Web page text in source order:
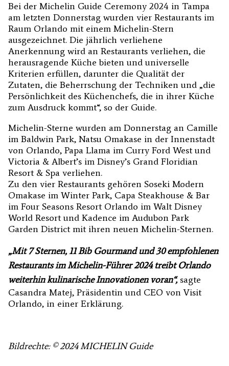
Bei der Michelin Guide Ceremony 2024 in Tampa
am letzten Donnerstag wurden vier Restaurants im
Raum Orlando mit einem Michelin-Stern
ausgezeichnet. Die jährlich verliehene
Anerkennung wird an Restaurants verliehen, die
herausragende Küche bieten und universelle
Kriterien erfüllen, darunter die Qualität der
Zutaten, die Beherrschung der Techniken und „die
Persönlichkeit des Küchenchefs, die in ihrer Küche
zum Ausdruck kommt“, so der Guide.
Michelin-Sterne wurden am Donnerstag an Camille
im Baldwin Park, Natsu Omakase in der Innenstadt
von Orlando, Papa Llama im Curry Ford West und
Victoria & Albert’s im Disney’s Grand Floridian
Resort & Spa verliehen.
Zu den vier Restaurants gehören Soseki Modern
Omakase im Winter Park, Capa Steakhouse & Bar
im Four Seasons Resort Orlando im Walt Disney
World Resort und Kadence im Audubon Park
Garden District mit ihren neuen Michelin-Sternen.
„Mit 7 Sternen, 11 Bib Gourmand und 30 empfohlenen
Restaurants im Michelin-Führer 2024 treibt Orlando
weiterhin kulinarische Innovationen voran“,sagte
Casandra Matej, Präsidentin und CEO von Visit
Orlando, in einer Erklärung.
Bildrechte: © 2024 MICHELIN Guide